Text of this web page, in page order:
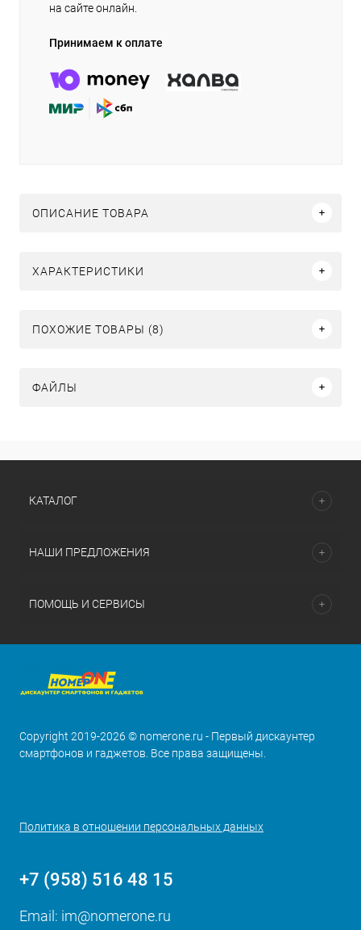
на сайте онлайн.
Принимаем к оплате
ОПИСАНИЕ ТОВАРА
ХАРАКТЕРИСТИКИ
ПОХОЖИЕ ТОВАРЫ (8)
ФАЙЛЫ
КАТАЛОГ
НАШИ ПРЕДЛОЖЕНИЯ
ПОМОЩЬ И СЕРВИСЫ
Copyright 2019-2026 © nomerone.ru - Первый дискаунтер
смартфонов и гаджетов. Все права защищены.
Политика в отношении персональных данных
+7 (958) 516 48 15
Email: im@nomerone.ru